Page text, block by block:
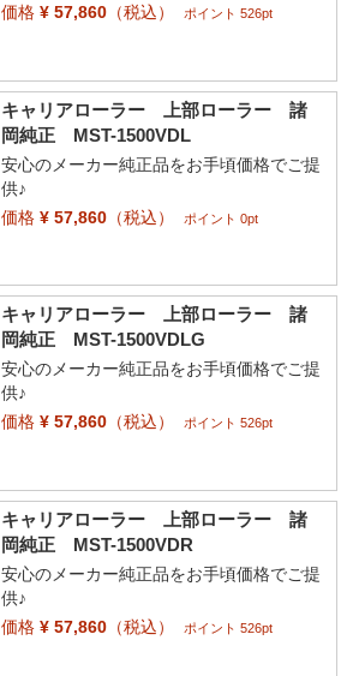
価格¥ 57,860（税込） ポイント 526pt
キャリアローラー 上部ローラー 諸
岡純正 MST-1500VDL
安心のメーカー純正品をお手頃価格でご提
供♪
価格¥ 57,860（税込） ポイント 0pt
キャリアローラー 上部ローラー 諸
岡純正 MST-1500VDLG
安心のメーカー純正品をお手頃価格でご提
供♪
価格¥ 57,860（税込） ポイント 526pt
キャリアローラー 上部ローラー 諸
岡純正 MST-1500VDR
安心のメーカー純正品をお手頃価格でご提
供♪
価格¥ 57,860（税込） ポイント 526pt